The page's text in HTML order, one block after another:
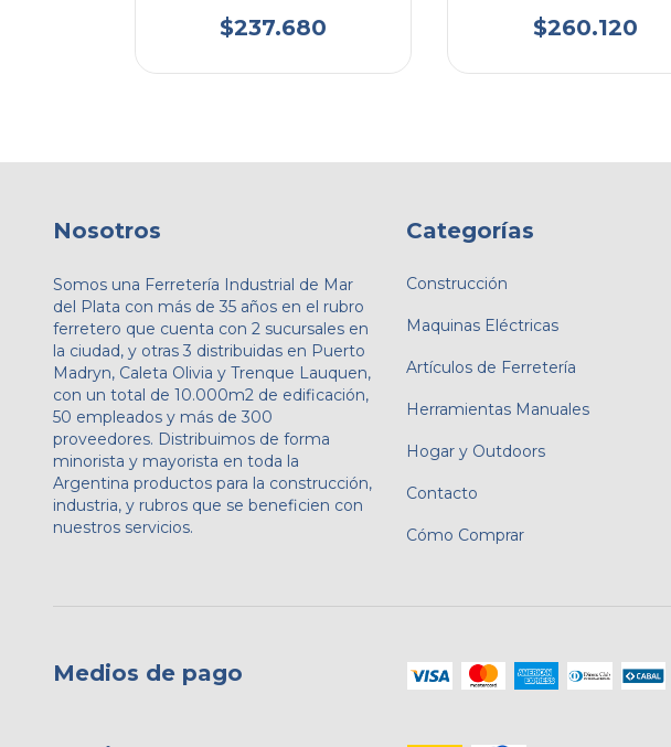
$237.680 $260.120
Nosotros
Somos una Ferretería Industrial de Mar
del Plata con más de 35 años en el rubro
ferretero que cuenta con 2 sucursales en
la ciudad, y otras 3 distribuidas en Puerto
Madryn, Caleta Olivia y Trenque Lauquen,
con un total de 10.000m2 de edificación,
50 empleados y más de 300
proveedores. Distribuimos de forma
minorista y mayorista en toda la
Argentina productos para la construcción,
industria, y rubros que se beneficien con
nuestros servicios.
Categorías
Construcción
Maquinas Eléctricas
Artículos de Ferretería
Herramientas Manuales
Hogar y Outdoors
Contacto
Cómo Comprar
Medios de pago